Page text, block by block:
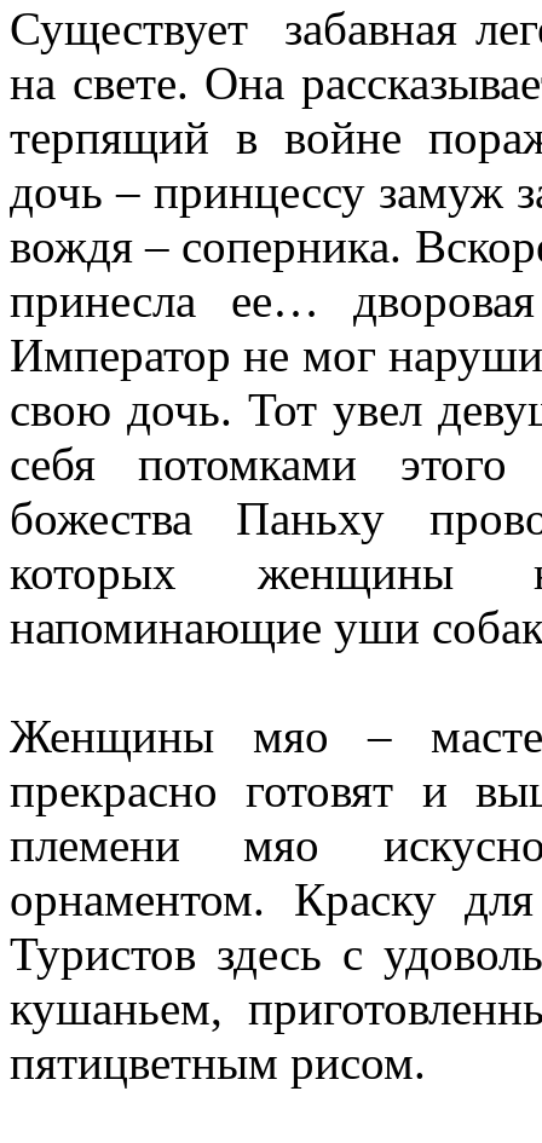
Существует забавная
на свете. Она
терпящий в войне
дочь – принцессу замуж
вождя – соперника.
принесла ее…
Император не мог
свою дочь. Тот увел
себя потомками
божества Паньху
которых женщины
напоминающие уши
Женщины мяо –
прекрасно готовят и
племени мяо
орнаментом. Краску
Туристов здесь с
кушаньем,
пятицветным рисом.